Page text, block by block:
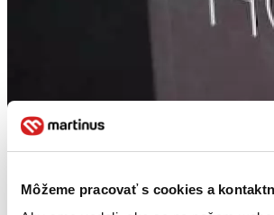
Môžeme pracovať s cookies a